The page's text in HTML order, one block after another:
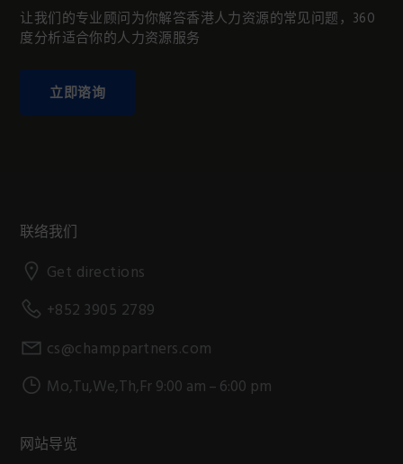
让我们的专业顾问为你解答香港人力资源的常见问题，360
度分析适合你的人力资源服务
立即谘询
Footer
联络我们
Get directions
+852 3905 2789
cs@champpartners.com
Mo,Tu,We,Th,Fr 9:00 am – 6:00 pm
网站导览